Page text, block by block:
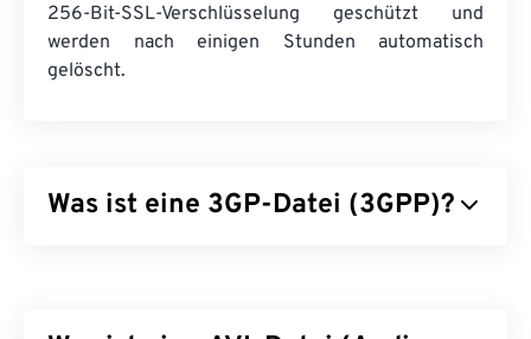
256-Bit-SSL-Verschlüsselung geschützt und
werden nach einigen Stunden automatisch
gelöscht.
Was ist eine 3GP-Datei (3GPP)?